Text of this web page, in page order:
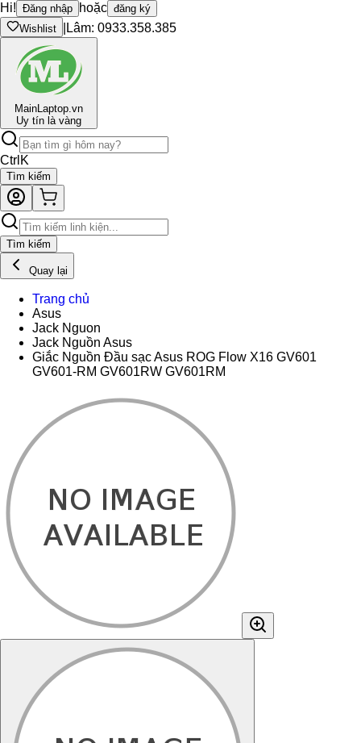
Hi! Đăng nhập hoặc đăng ký
Wishlist
Lâm: 0933.358.385
MainLaptop.vn
Uy tín là vàng
Ctrl K
Tìm kiếm
Tìm kiếm
Quay lại
Trang chủ
Asus
Jack Nguon
Jack Nguồn Asus
Giắc Nguồn Đầu sạc Asus ROG Flow X16 GV601
GV601-RM GV601RW GV601RM